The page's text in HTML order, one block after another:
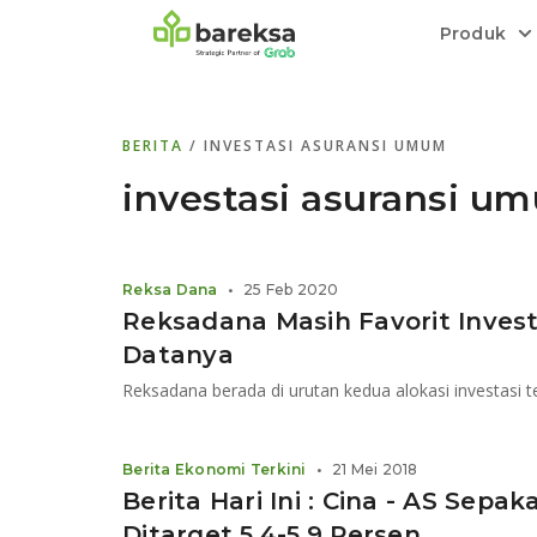
Produk
Transaksi cepat,all in onedi halaman
Bebas pilih partner penyimpanan, harga
relatif stabil.
Menyediakan layanan manajemen
Informasi terkini dan tepercaya terkait
Kenali rekam jejak dan
BERITA / INVESTASI ASURANSI UMUM
investasi asuransi
Reksadana Masih Favorit
Datanya
Reksa Dana • 25 Feb 2020
Berita Hari Ini : Cina - AS
Berita Ekonomi Terkini • 21 Mei 2018